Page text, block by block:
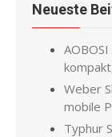
Neueste
Weber
mobile
Typhur